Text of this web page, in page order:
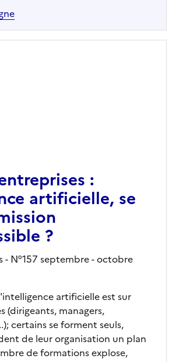
:
artificielle, se
?
- N°157 septembre - octobre
artificielle est sur
(dirigeants, managers,
certains se forment seuls,
de leur organisation un plan
de formations explose,